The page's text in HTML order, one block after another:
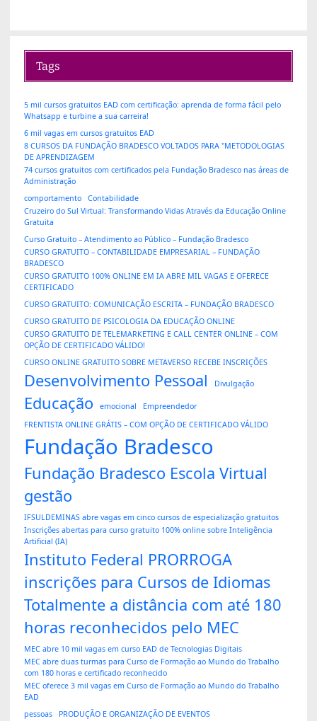
Tags
5 mil cursos gratuitos EAD com certificação: aprenda de forma fácil pelo
Whatsapp e turbine a sua carreira!
6 mil vagas em cursos gratuitos EAD
8 CURSOS DA FUNDAÇÃO BRADESCO VOLTADOS PARA "METODOLOGIAS
DE APRENDIZAGEM
74 cursos gratuitos com certificados pela Fundação Bradesco nas áreas de
Administração
comportamento
Contabilidade
Cruzeiro do Sul Virtual: Transformando Vidas Através da Educação Online
Gratuita
Curso Gratuito – Atendimento ao Público – Fundação Bradesco
CURSO GRATUITO – CONTABILIDADE EMPRESARIAL – FUNDAÇÃO
BRADESCO
CURSO GRATUITO 100% ONLINE EM IA ABRE MIL VAGAS E OFERECE
CERTIFICADO
CURSO GRATUITO: COMUNICAÇÃO ESCRITA – FUNDAÇÃO BRADESCO
CURSO GRATUITO DE PSICOLOGIA DA EDUCAÇÃO ONLINE
CURSO GRATUITO DE TELEMARKETING E CALL CENTER ONLINE – COM
OPÇÃO DE CERTIFICADO VÁLIDO!
CURSO ONLINE GRATUITO SOBRE METAVERSO RECEBE INSCRIÇÕES
Desenvolvimento Pessoal Divulgação
Educação emocional
Empreendedor
FRENTISTA ONLINE GRÁTIS – COM OPÇÃO DE CERTIFICADO VÁLIDO
Fundação Bradesco
Fundação Bradesco Escola Virtual
gestão
IFSULDEMINAS abre vagas em cinco cursos de especialização gratuitos
Inscrições abertas para curso gratuito 100% online sobre Inteligência
Artificial (IA)
Instituto Federal PRORROGA
inscrições para Cursos de Idiomas
Totalmente a distância com até 180
horas reconhecidos pelo MEC
MEC abre 10 mil vagas em curso EAD de Tecnologias Digitais
MEC abre duas turmas para Curso de Formação ao Mundo do Trabalho
com 180 horas e certificado reconhecido
MEC oferece 3 mil vagas em Curso de Formação ao Mundo do Trabalho
EAD
pessoas
PRODUÇÃO E ORGANIZAÇÃO DE EVENTOS